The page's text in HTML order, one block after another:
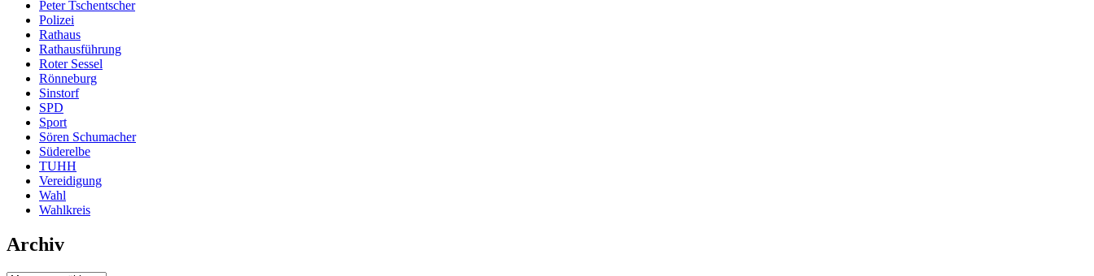
Peter Tschentscher
Polizei
Rathaus
Rathausführung
Roter Sessel
Rönneburg
Sinstorf
SPD
Sport
Sören Schumacher
Süderelbe
TUHH
Vereidigung
Wahl
Wahlkreis
Archiv